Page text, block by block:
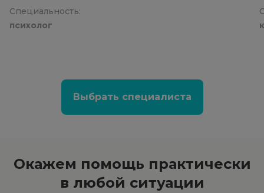
Специальность:
психолог
Выбрать специалиста
Окажем помощь практически
в любой ситуации